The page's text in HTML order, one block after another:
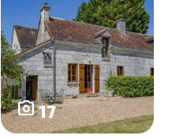
photo_camera17